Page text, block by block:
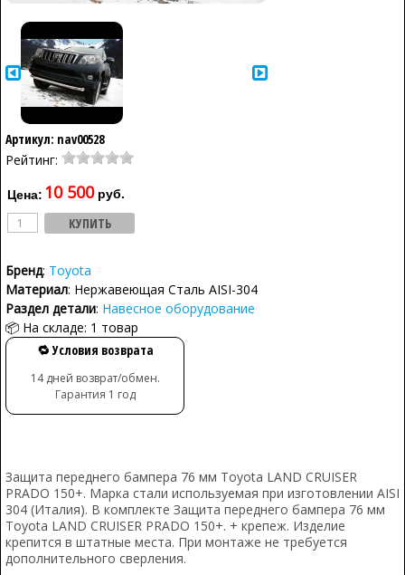
Артикул: nav00528
Рейтинг:
Цена: 10 500руб.
Бренд: Toyota
Материал: Нержавеющая Сталь AISI-304
Раздел детали: Навесное оборудование
📦 На складе: 1 товар
🔁 Условия возврата
14 дней возврат/обмен.
Гарантия 1 год
Защита переднего бампера 76 мм Toyota LAND CRUISER
PRADO 150+. Марка стали используемая при изготовлении AISI
304 (Италия). В комплекте Защита переднего бампера 76 мм
Toyota LAND CRUISER PRADO 150+. + крепеж. Изделие
крепится в штатные места. При монтаже не требуется
дополнительного сверления.